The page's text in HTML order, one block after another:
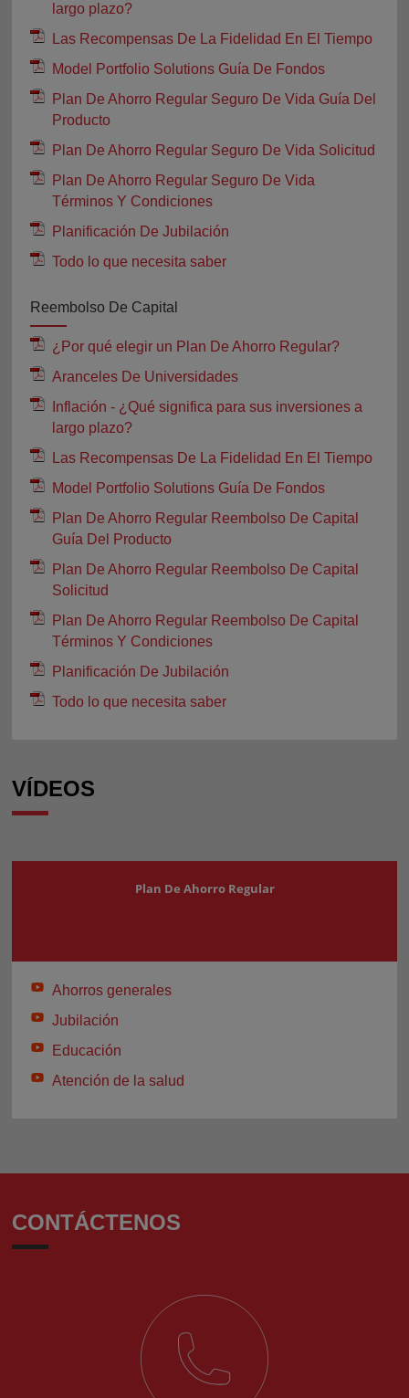
largo plazo?
Las Recompensas De La Fidelidad En El Tiempo
Model Portfolio Solutions Guía De Fondos
Plan De Ahorro Regular Seguro De Vida Guía Del
Producto
Plan De Ahorro Regular Seguro De Vida Solicitud
Plan De Ahorro Regular Seguro De Vida
Términos Y Condiciones
Planificación De Jubilación
Todo lo que necesita saber
Reembolso De Capital
¿Por qué elegir un Plan De Ahorro Regular?
Aranceles De Universidades
Inflación - ¿Qué significa para sus inversiones a
largo plazo?
Las Recompensas De La Fidelidad En El Tiempo
Model Portfolio Solutions Guía De Fondos
Plan De Ahorro Regular Reembolso De Capital
Guía Del Producto
Plan De Ahorro Regular Reembolso De Capital
Solicitud
Plan De Ahorro Regular Reembolso De Capital
Términos Y Condiciones
Planificación De Jubilación
Todo lo que necesita saber
VÍDEOS
Plan De Ahorro Regular
Ahorros generales
Jubilación
Educación
Atención de la salud
CONTÁCTENOS